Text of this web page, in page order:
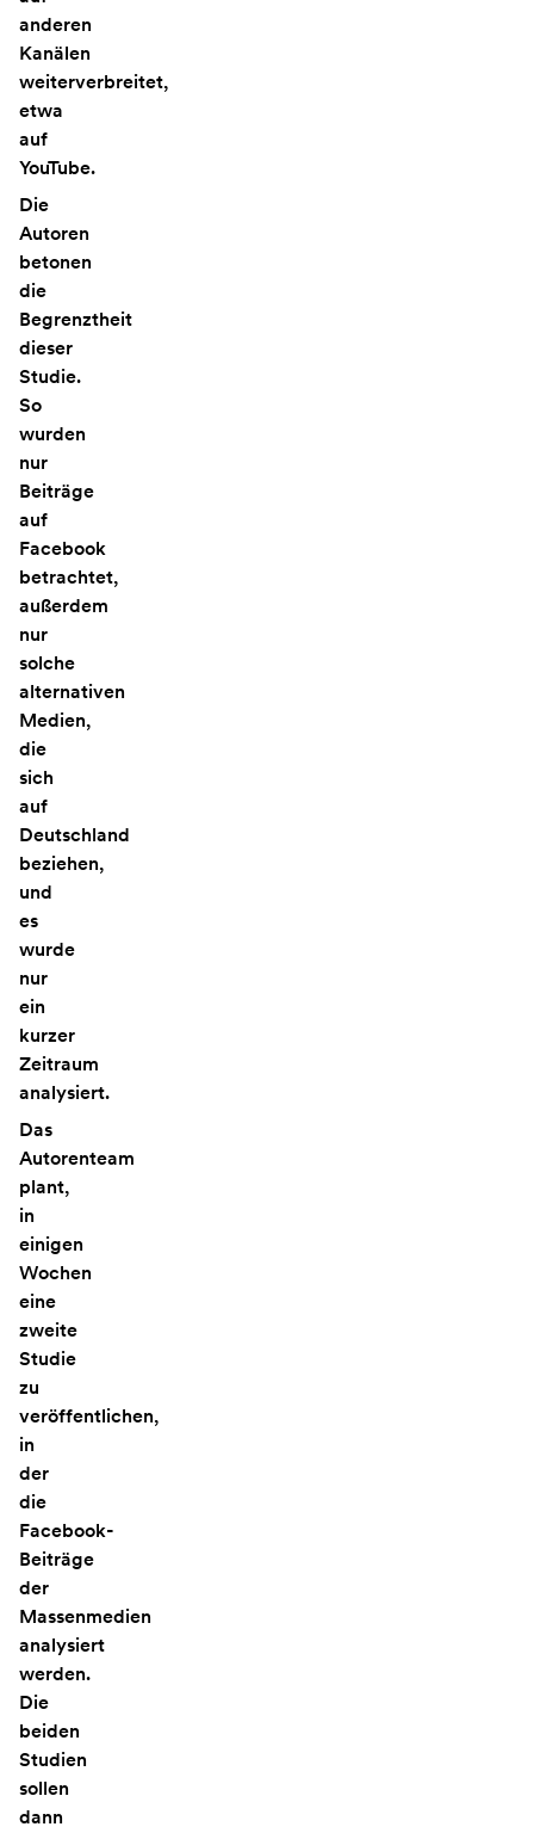
anderen
Kanälen
weiterverbreitet,
etwa
auf
YouTube.
Die
Autoren
betonen
die
Begrenztheit
dieser
Studie.
So
wurden
nur
Beiträge
auf
Facebook
betrachtet,
außerdem
nur
solche
alternativen
Medien,
die
sich
auf
Deutschland
beziehen,
und
es
wurde
nur
ein
kurzer
Zeitraum
analysiert.
Das
Autorenteam
plant,
in
einigen
Wochen
eine
zweite
Studie
zu
veröffentlichen,
in
der
die
Facebook-
Beiträge
der
Massenmedien
analysiert
werden.
Die
beiden
Studien
sollen
dann